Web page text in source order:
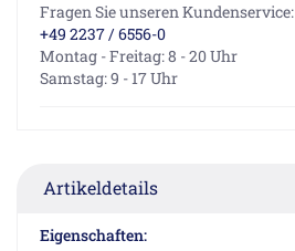
Fragen Sie unseren Kundenservice:
+49 2237 / 6556-0
Montag - Freitag: 8 - 20 Uhr
Samstag: 9 - 17 Uhr
Artikeldetails
Eigenschaften: